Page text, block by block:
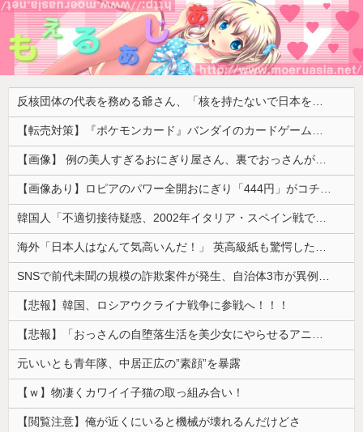
反核団体の代表を務める爺さん、「核を持たないで日本を守れますか」と中学生に詰問された結果……
【転売対策】『ポケモンカード』バンダイのカードゲームも転売対策にマイナンバー導入開始、今月から抽選販売に本人認証、公式大会にも「効果バツグン」
【画像】 例の美人すぎるおにぎり屋さん、裏でおっさんが握っていたｗｗｗｗｗｗｗｗｗｗｗｗｗｗｗｗｗ
【画像あり】ロピアのパワー全開おにぎり「444円」がコチラｗｗｗｗｗ
韓国人「不適切接待疑惑、2002年イタリア・スペイン戦で『韓国に奪われた』と欧州の大手メディアが一斉に報道！」
海外「日本人はなんて気高いんだ！」 英高級紙も驚愕した極限の中の日本人の姿に世界が衝撃
SNSで前代未聞の規模の詐欺案件が発生、自治体3市が異例の声明を発表して事実関係を全否定
【悲報】韓国、ロシアウクライナ戦争に参戦へ！！！
【悲報】「おっさんの自堕落生活を美少女にやらせるアニメ」、増えすぎてフェミにバレるｗｗｗｗ
元いいとも青年隊、中居正広の”素顔”を暴露
【ｗ】物凄くカワイイ子猫の取っ組み合い！
【閲覧注意】俺が近くにいると機械が壊れるんだけどさ